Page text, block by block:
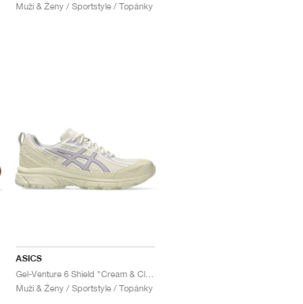
Muži & Ženy / Sportstyle / Topánky
ASICS
Muži & Ženy / Sportstyle / Topánky